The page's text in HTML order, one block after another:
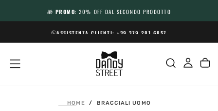
CONTENUTO
🎁 PROMO: 20% OFF DAL SECONDO PRODOTTO
ASSISTENZA CLIENTI:+39 379 281 6857
HOME / BRACCIALI UOMO